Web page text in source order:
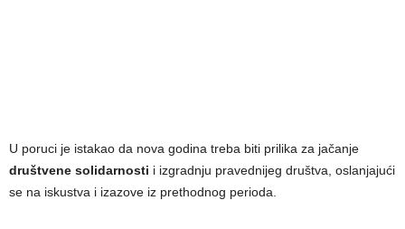
U poruci je istakao da nova godina treba biti prilika za jačanje
društvene solidarnosti i izgradnju pravednijeg društva, oslanjajući
se na iskustva i izazove iz prethodnog perioda.